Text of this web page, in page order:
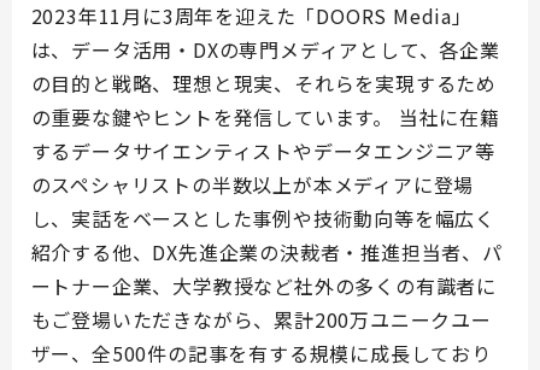
2023年11月に3周年を迎えた「DOORS Media」
は、データ活用・DXの専門メディアとして、各企業
の目的と戦略、理想と現実、それらを実現するため
の重要な鍵やヒントを発信しています。 当社に在籍
するデータサイエンティストやデータエンジニア等
のスペシャリストの半数以上が本メディアに登場
し、実話をベースとした事例や技術動向等を幅広く
紹介する他、DX先進企業の決裁者・推進担当者、パ
ートナー企業、大学教授など社外の多くの有識者に
もご登場いただきながら、累計200万ユニークユー
ザー、全500件の記事を有する規模に成長しており